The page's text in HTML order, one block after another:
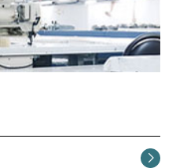
